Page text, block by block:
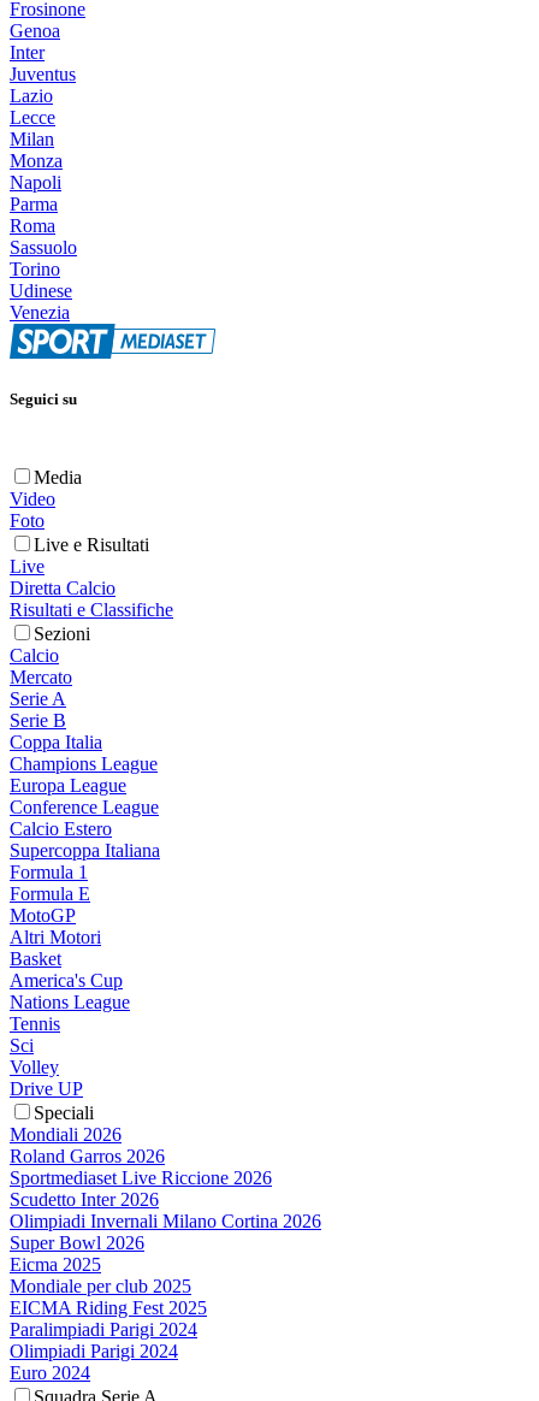
Frosinone
Genoa
Inter
Juventus
Lazio
Lecce
Milan
Monza
Napoli
Parma
Roma
Sassuolo
Torino
Udinese
Venezia
Seguici su
Media
Video
Foto
Live e Risultati
Live
Diretta Calcio
Risultati e Classifiche
Sezioni
Calcio
Mercato
Serie A
Serie B
Coppa Italia
Champions League
Europa League
Conference League
Calcio Estero
Supercoppa Italiana
Formula 1
Formula E
MotoGP
Altri Motori
Basket
America's Cup
Nations League
Tennis
Sci
Volley
Drive UP
Speciali
Mondiali 2026
Roland Garros 2026
Sportmediaset Live Riccione 2026
Scudetto Inter 2026
Olimpiadi Invernali Milano Cortina 2026
Super Bowl 2026
Eicma 2025
Mondiale per club 2025
EICMA Riding Fest 2025
Paralimpiadi Parigi 2024
Olimpiadi Parigi 2024
Euro 2024